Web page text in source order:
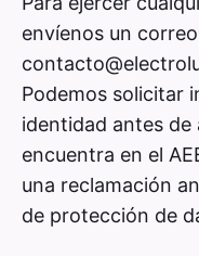
envíenos un
Podemos solicitar
identidad antes de
encuentra en el
una reclamación
de protección de